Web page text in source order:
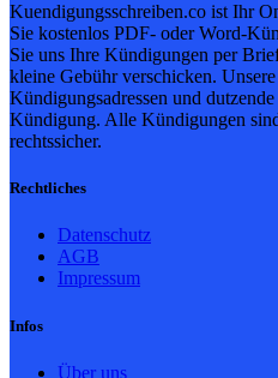
Kuendigungsschreiben.co ist Ihr
Sie kostenlos PDF- oder Word-
Sie uns Ihre Kündigungen per
kleine Gebühr verschicken.
Kündigungsadressen und
Kündigung. Alle Kündigungen
rechtssicher.
Rechtliches
Datenschutz
AGB
Impressum
Infos
Über uns